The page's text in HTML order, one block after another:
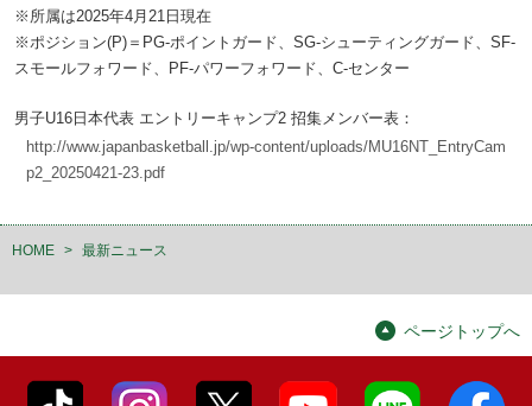
※所属は2025年4月21日現在
※ポジション(P)＝PG-ポイントガード、SG-シューティングガード、SF-
スモールフォワード、PF-パワーフォワード、C-センター
男子U16日本代表 エントリーキャンプ2 招集メンバー表：
http://www.japanbasketball.jp/wp-content/uploads/MU16NT_EntryCam
p2_20250421-23.pdf
HOME > 最新ニュース
ページトップへ